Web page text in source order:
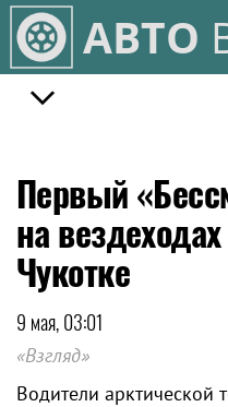
АВТО
Первый
на
Чукотке
9 мая, 03:01
«Взгляд»
Водители арктической